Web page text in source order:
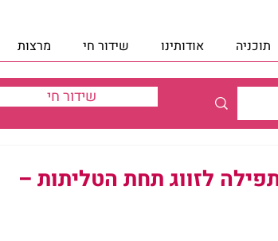
תוכניה אודותינו שידור חי מרצות
שידור חי
לזווג תחת הטליתות –